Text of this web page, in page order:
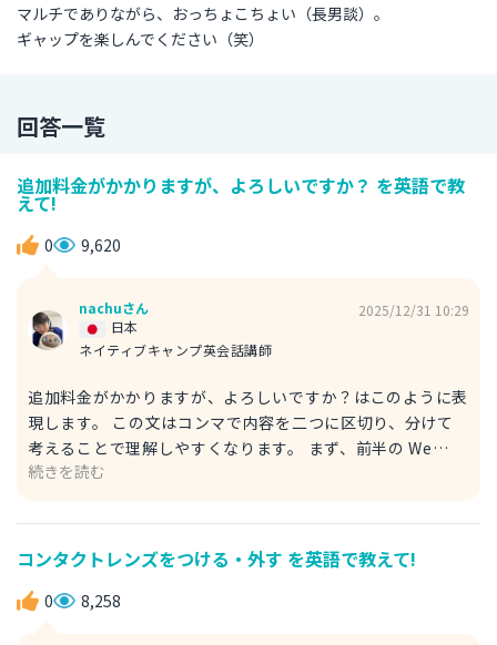
マルチでありながら、おっちょこちょい（長男談）。
ギャップを楽しんでください（笑）
回答一覧
追加料金がかかりますが、よろしいですか？ を英語で教
えて!
0 9,620
nachuさん
ネイティブキャンプ英会話講師
日本
2025/12/31 10:29
追加料金がかかりますが、よろしいですか？はこのように表
現します。 この文はコンマで内容を二つに区切り、分けて
考えることで理解しやすくなります。 まず、前半の We
take extra charge for the butter は、単に We であるお
ターを理由にして）取ることを意味します。 後半は、それ
に対して確認を求める文で、 is that okay for you は直訳
すると「あなたにとってそれは大丈夫ですか」という内容で
す。 これ単体でも、 Is that okay for you? という一文にな
続きを読む
コンタクトレンズをつける・外す を英語で教えて!
0 8,258